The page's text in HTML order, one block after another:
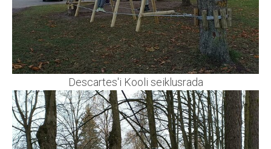
Descartes'i Kooli seiklusrada